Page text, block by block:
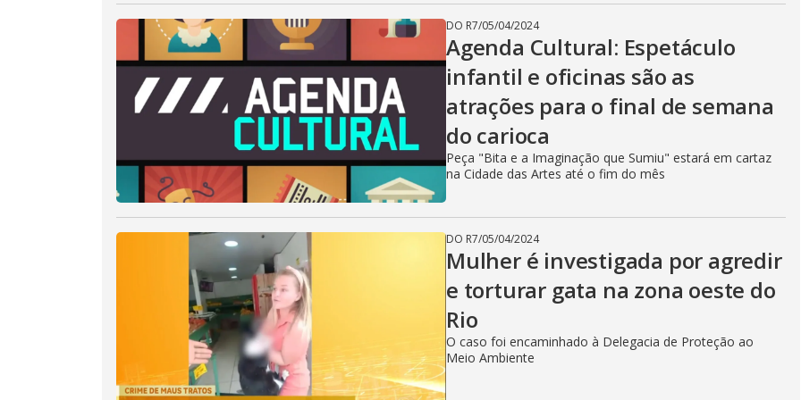
DO R7/05/04/2024
Agenda Cultural: Espetáculo
infantil e oficinas são as
atrações para o final de semana
do carioca
Peça "Bita e a Imaginação que Sumiu" estará em cartaz
na Cidade das Artes até o fim do mês
DO R7/05/04/2024
Mulher é investigada por agredir
e torturar gata na zona oeste do
Rio
O caso foi encaminhado à Delegacia de Proteção ao
Meio Ambiente